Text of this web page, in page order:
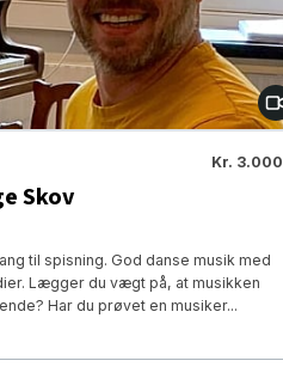
Kr. 3.000
Skov
til spisning. God danse musik med
Lægger du vægt på, at musikken
Har du prøvet en musiker...